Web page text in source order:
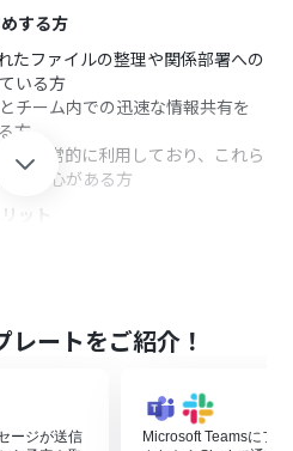
する方
たファイルの整理や関係部署への
いる方
チーム内での迅速な情報共有を
方
日常的に利用しており、これら
に関心がある方
ット
移動ミスや、Microsoft Teams
務プロセスの標準化を促進しま
ートをご紹介！
ージが送信
Microsoft Teamsにフ